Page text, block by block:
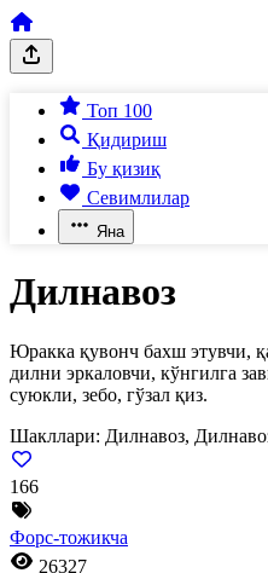
Топ 100
Қидириш
Бу қизиқ
Севимлилар
Яна
Дилнавоз
Юракка қувонч бахш этувчи,
дилни эркаловчи, кўнгилга
суюкли, зебо, гўзал қиз.
Шакллари: Дилнавоз,
166
Форс-тожикча
26327